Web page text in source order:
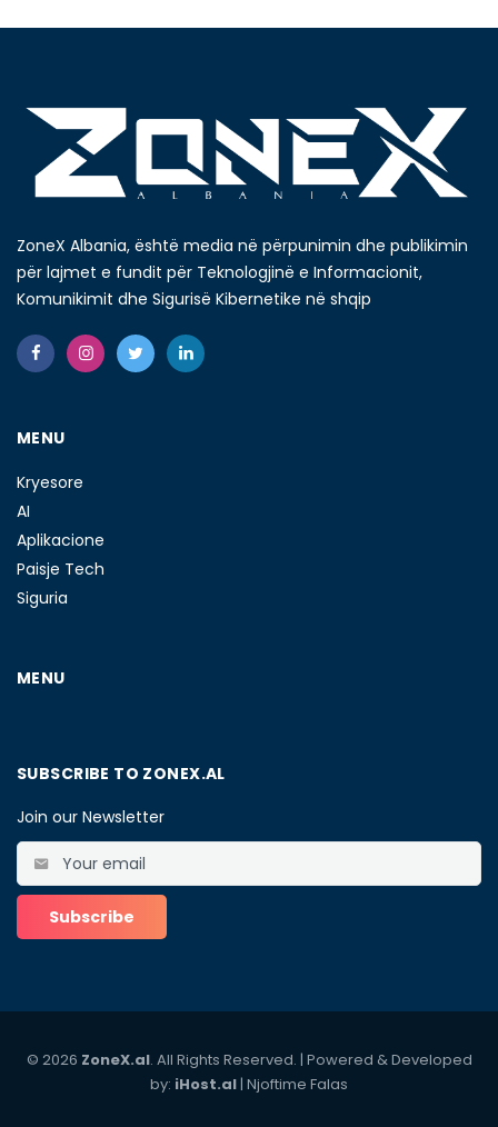
ZoneX Albania, është media në përpunimin dhe publikimin
për lajmet e fundit për Teknologjinë e Informacionit,
Komunikimit dhe Sigurisë Kibernetike në shqip
MENU
Kryesore
AI
Aplikacione
Paisje Tech
Siguria
MENU
SUBSCRIBE TO ZONEX.AL
Join our Newsletter
© 2026 ZoneX.al. All Rights Reserved. | Powered & Developed
by: iHost.al| Njoftime Falas